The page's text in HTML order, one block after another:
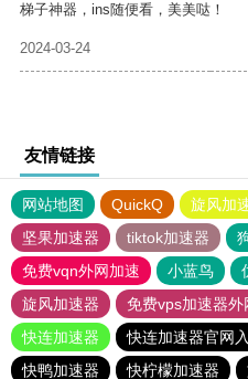
梯子神器，ins随便看，美美哒！
2024-03-24
友情链接
网站地图 QuickQ 旋风加
坚果加速器
tiktok加速器
免费vqn外网加速
小蓝鸟
旋风加速器
免费vps加速器外
快连加速器
快连加速器官网
快鸭加速器
快柠檬加速器